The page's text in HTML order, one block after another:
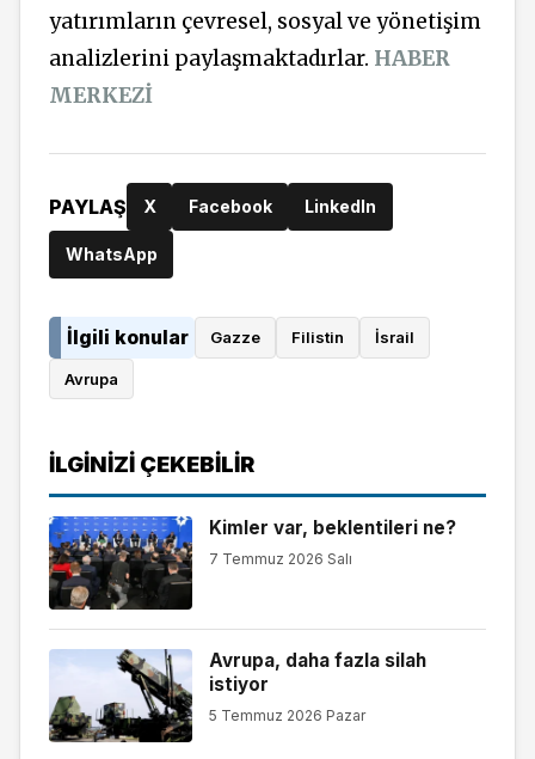
yatırımların çevresel, sosyal ve yönetişim
analizlerini paylaşmaktadırlar. HABER
MERKEZİ
PAYLAŞ X Facebook LinkedIn
WhatsApp
İlgili konular Gazze Filistin İsrail
Avrupa
İLGINIZI ÇEKEBILIR
Kimler var, beklentileri ne?
7 Temmuz 2026 Salı
Avrupa, daha fazla silah
istiyor
5 Temmuz 2026 Pazar